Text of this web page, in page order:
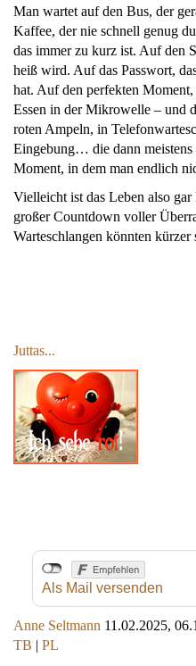
Man wartet auf den Bus, der
Kaffee, der nie schnell genug
das immer zu kurz ist. Auf den
heiß wird. Auf das Passwort,
hat. Auf den perfekten
Essen in der Mikrowelle – und
roten Ampeln, in
Eingebung… die dann
Moment, in dem man endlich
Vielleicht ist das Leben also
großer Countdown voller
Warteschlangen könnten kürzer
Juttas...
Als Mail versenden
Anne Seltmann 11.02.2025,
TB | PL